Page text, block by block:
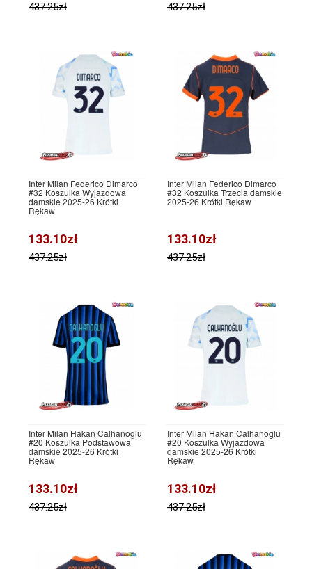
437.25zł 437.25zł
Inter Milan Federico Dimarco
#32 Koszulka Wyjazdowa
damskie 2025-26 Krótki
Rękaw
133.10zł
437.25zł
Inter Milan Federico Dimarco
#32 Koszulka Trzecia damskie
2025-26 Krótki Rękaw
133.10zł
437.25zł
Inter Milan Hakan Calhanoglu
#20 Koszulka Podstawowa
damskie 2025-26 Krótki
Rękaw
133.10zł
437.25zł
Inter Milan Hakan Calhanoglu
#20 Koszulka Wyjazdowa
damskie 2025-26 Krótki
Rękaw
133.10zł
437.25zł